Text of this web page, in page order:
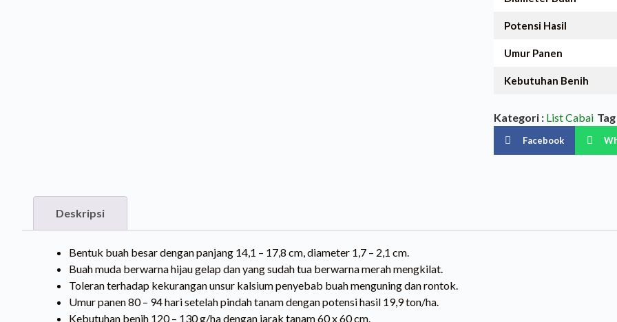
Potensi Hasil
Umur Panen
Kebutuhan Benih
Kategori : List Cabai Tag
Facebook
Bentuk buah besar dengan panjang 14,1 – 17,8 cm, diameter 1,7 – 2,1 cm.
Buah muda berwarna hijau gelap dan yang sudah tua berwarna merah mengkilat.
Toleran terhadap kekurangan unsur kalsium penyebab buah menguning dan rontok.
Umur panen 80 – 94 hari setelah pindah tanam dengan potensi hasil 19,9 ton/ha.
Kebutuhan benih 120 – 130 g/ha dengan jarak tanam 60 x 60 cm.